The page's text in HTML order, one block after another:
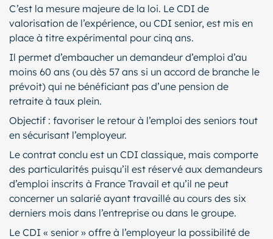
C’est la mesure majeure de la loi. Le CDI de
valorisation de l’expérience, ou CDI senior, est mis en
place à titre expérimental pour cinq ans.
Il permet d’embaucher un demandeur d’emploi d’au
moins 60 ans (ou dès 57 ans si un accord de branche le
prévoit) qui ne bénéficiant pas d’une pension de
retraite à taux plein.
Objectif : favoriser le retour à l’emploi des seniors tout
en sécurisant l’employeur.
Le contrat conclu est un CDI classique, mais comporte
des particularités puisqu’il est réservé aux demandeurs
d’emploi inscrits à France Travail et qu’il ne peut
concerner un salarié ayant travaillé au cours des six
derniers mois dans l’entreprise ou dans le groupe.
Le CDI « senior » offre à l’employeur la possibilité de